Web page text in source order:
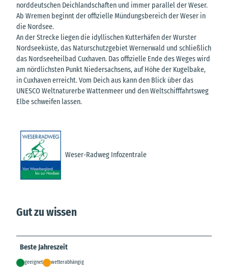
norddeutschen Deichlandschaften und immer parallel der Weser.
Ab Wremen beginnt der offizielle Mündungsbereich der Weser in
die Nordsee.
An der Strecke liegen die idyllischen Kutterhäfen der Wurster
Nordseeküste, das Naturschutzgebiet Wernerwald und schließlich
das Nordseeheilbad Cuxhaven. Das offizielle Ende des Weges wird
am nördlichsten Punkt Niedersachsens, auf Höhe der Kugelbake,
in Cuxhaven erreicht. Vom Deich aus kann den Blick über das
UNESCO Weltnaturerbe Wattenmeer und den Weltschifffahrtsweg
Elbe schweifen lassen.
Weser-Radweg Infozentrale
Gut zu wissen
Beste Jahreszeit
geeignet wetterabhängig